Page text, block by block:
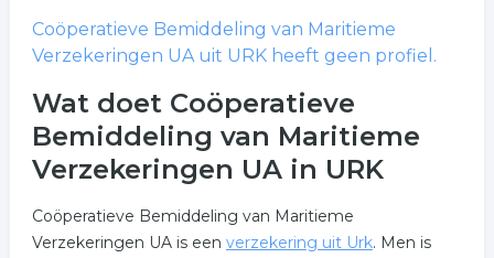
Coöperatieve Bemiddeling van Maritieme
Verzekeringen UAuit URK heeft geen profiel.
Wat doet Coöperatieve
Bemiddeling van Maritieme
Verzekeringen UA in URK
Coöperatieve Bemiddeling van Maritieme
Verzekeringen UA is een verzekering uit Urk. Men is